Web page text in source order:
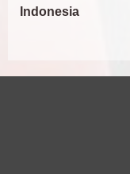
Indonesia